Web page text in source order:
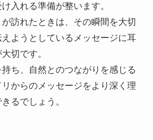
入れる準備が整います。
訪れたときは、その瞬間を大切
ようとしているメッセージに耳
切です。
ち、自然とのつながりを感じる
からのメッセージをより深く理
るでしょう。